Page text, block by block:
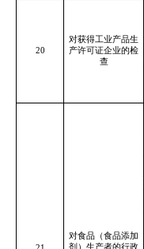
20
对获得工业产品生
产许可证企业的检
查
对食品（食品添加
剂）生产者的行政